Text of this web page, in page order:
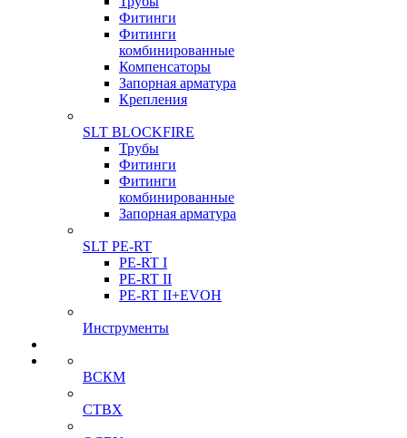
Фитинги
Фитинги
комбинированные
Компенсаторы
Запорная арматура
Крепления
SLT BLOCKFIRE
Трубы
Фитинги
Фитинги
комбинированные
Запорная арматура
SLT PE-RT
PE-RT I
PE-RT II
PE-RT II+EVOH
Инструменты
ВСКМ
СТВХ